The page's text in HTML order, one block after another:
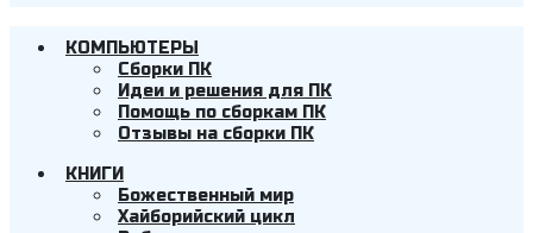
КОМПЬЮТЕРЫ
Cборки ПК
Идеи и решения для ПК
Помощь по сборкам ПК
Отзывы на сборки ПК
КНИГИ
Божественный мир
Хайборийский цикл